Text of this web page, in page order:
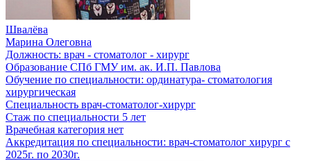
Швалёва
Марина Олеговна
Должность: врач - стоматолог - хирург
Образование СПб ГМУ им. ак. И.П. Павлова
Обучение по специальности: ординатура- стоматология
хирургическая
Специальность врач-стоматолог-хирург
Стаж по специальности 5 лет
Врачебная категория нет
Аккредитация по специальности: врач-стоматолог хирург с
2025г. по 2030г.